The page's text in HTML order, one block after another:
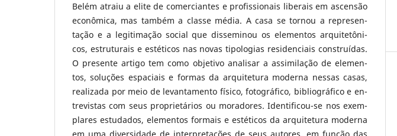
Belém atraiu a elite de comerciantes e profissionais liberais em ascensão
econômica, mas também a classe média. A casa se tornou a represen-
tação e a legitimação social que disseminou os elementos arquitetôni-
cos, estruturais e estéticos nas novas tipologias residenciais construídas.
O presente artigo tem como objetivo analisar a assimilação de elemen-
tos, soluções espaciais e formas da arquitetura moderna nessas casas,
realizada por meio de levantamento físico, fotográfico, bibliográfico e en-
trevistas com seus proprietários ou moradores. Identificou-se nos exem-
plares estudados, elementos formais e estéticos da arquitetura moderna